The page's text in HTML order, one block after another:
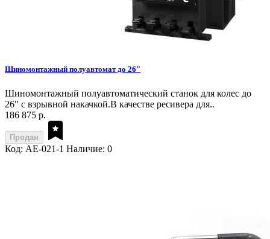
Шиномонтажный полуавтомат до 26"
Шиномонтажный полуавтоматический станок для колес до
26" с взрывной накачкой.В качестве ресивера для..
186 875 р.
Продан
Код: AE-021-1 Наличие: 0